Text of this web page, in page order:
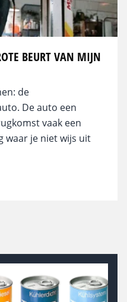
BEURT VAN MIJN
de
De auto een
vaak een
waar je niet wijs uit